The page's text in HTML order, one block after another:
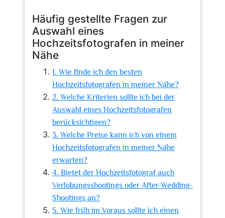
Häufig gestellte Fragen zur
Auswahl eines
Hochzeitsfotografen in meiner
Nähe
1. Wie finde ich den besten
Hochzeitsfotografen in meiner Nähe?
2. Welche Kriterien sollte ich bei der
Auswahl eines Hochzeitsfotografen
berücksichtigen?
3. Welche Preise kann ich von einem
Hochzeitsfotografen in meiner Nähe
erwarten?
4. Bietet der Hochzeitsfotograf auch
Verlobungsshootings oder After-Wedding-
Shootings an?
5. Wie früh im Voraus sollte ich einen